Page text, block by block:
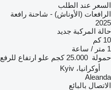
السعر عند الطلب
الرافعات (الأوناش) - شاحنة رافعة
2025
حالة المركبة جديد
10 كم
1 متر / ساعة
حمولة 25.000 كجم علو ارتفاع للرفع
أوكرانيا، Kyiv
Aleanda
الاتصال بالبائع